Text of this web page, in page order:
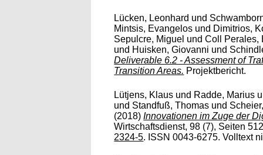
Lücken, Leonhard und
Mintsis, Evangelos und Dimitrios,
Sepulcre, Miguel undColl Perales,
und Huisken, Giovanni und
Deliverable 6.2 - Assessment of
Transition Areas. Projektbericht.
Lütjens, Klaus und Radde, Marius
und Standfuß, Thomas und
(2018)Innovationen im Zuge der
Wirtschaftsdienst, 98 (7), Seiten
2324-5. ISSN 0043-6275. Volltext